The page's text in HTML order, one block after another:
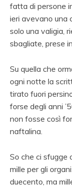
fatta di persone
ieri avevano una
solo una valigia,
sbagliate, prese
Su quella che
ogni notte la
tirato fuori
forse degli anni
non fosse così
naftalina.
So che ci sfugge
mille per gli
duecento, ma